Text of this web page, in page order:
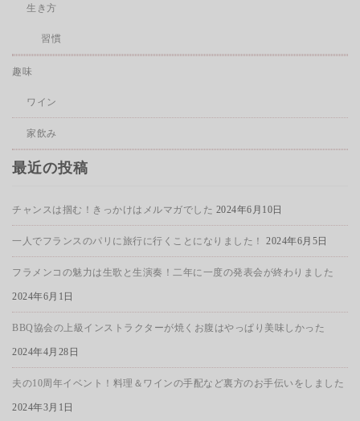
生き方
習慣
趣味
ワイン
家飲み
最近の投稿
チャンスは掴む！きっかけはメルマガでした 2024年6月10日
一人でフランスのパリに旅行に行くことになりました！ 2024年6月5日
フラメンコの魅力は生歌と生演奏！二年に一度の発表会が終わりました
2024年6月1日
BBQ協会の上級インストラクターが焼くお腹はやっぱり美味しかった
2024年4月28日
夫の10周年イベント！料理＆ワインの手配など裏方のお手伝いをしました
2024年3月1日